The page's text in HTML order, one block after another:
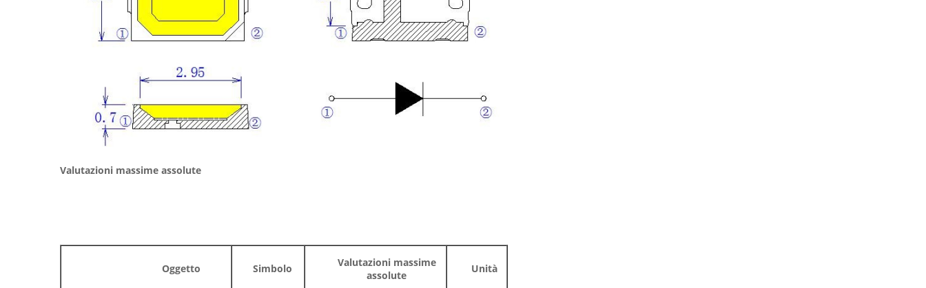
Valutazioni massime assolute
Oggetto Simbolo
Valutazioni massime
assolute
Unità